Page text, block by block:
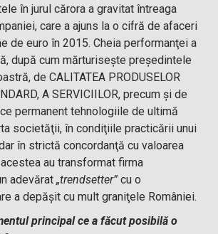
în jurul cărora a gravitat întreaga
care a ajuns la o cifră de afaceri
de euro în 2015. Cheia performanţei a
după cum mărturiseşte preşedintele
de CALITATEA PRODUSELOR
A SERVICIILOR, precum şi de
permanent tehnologiile de ultimă
societăţii, în condiţiile practicării unui
în strictă concordanţă cu valoarea
au transformat firma
adevărat„trendsetter” cu o
a depăşit cu mult graniţele României.
principal ce a făcut posibilă o